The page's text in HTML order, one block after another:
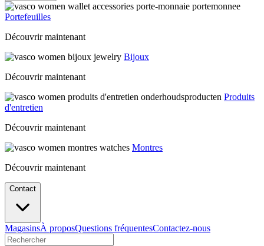
Portefeuilles
Découvrir maintenant
Bijoux
Découvrir maintenant
Produits
d'entretien
Découvrir maintenant
Montres
Découvrir maintenant
Contact
MagasinsÀ proposQuestions fréquentesContactez-nous